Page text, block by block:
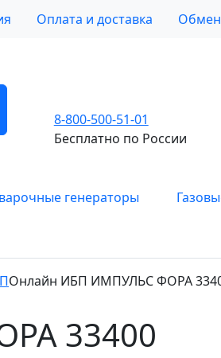
Оплата и доставка Обмен
8-800-500-51-01
Бесплатно по России
генераторы
Онлайн ИБП ИМПУЛЬС ФОРА
33400